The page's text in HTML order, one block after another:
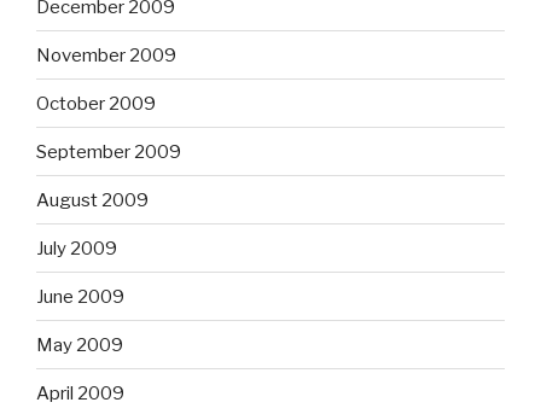
December 2009
November 2009
October 2009
September 2009
August 2009
July 2009
June 2009
May 2009
April 2009